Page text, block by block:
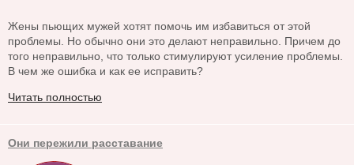
Жены пьющих мужей хотят помочь им избавиться от этой
проблемы. Но обычно они это делают неправильно. Причем до
того неправильно, что только стимулируют усиление проблемы.
В чем же ошибка и как ее исправить?
Читать полностью
Они пережили расставание